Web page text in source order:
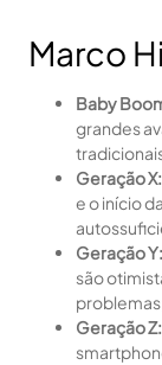
Marco
Baby
grandes
Geração X:
e o início
Geração Y:
são
Geração Z: